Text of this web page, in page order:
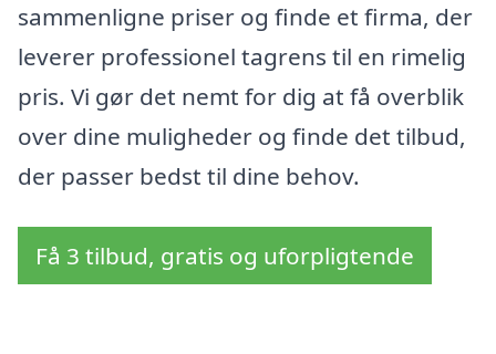
sammenligne priser og finde et firma, der
leverer professionel tagrens til en rimelig
pris. Vi gør det nemt for dig at få overblik
over dine muligheder og finde det tilbud,
der passer bedst til dine behov.
Få 3 tilbud, gratis og uforpligtende